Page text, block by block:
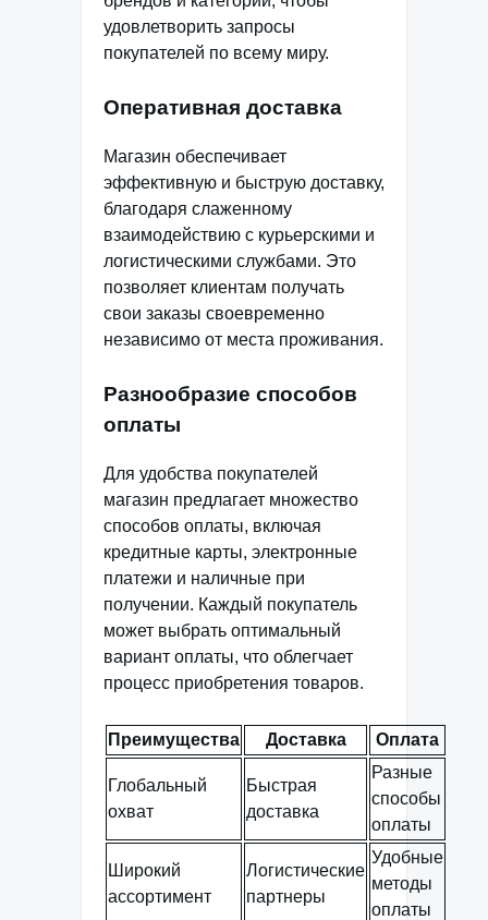
удовлетворить запросы
покупателей по всему миру.
Оперативная доставка
Магазин обеспечивает
эффективную и быструю доставку,
благодаря слаженному
взаимодействию с курьерскими и
логистическими службами. Это
позволяет клиентам получать
свои заказы своевременно
независимо от места проживания.
Разнообразие способов
оплаты
Для удобства покупателей
магазин предлагает множество
способов оплаты, включая
кредитные карты, электронные
платежи и наличные при
получении. Каждый покупатель
может выбрать оптимальный
вариант оплаты, что облегчает
процесс приобретения товаров.
Преимущества Доставка Оплата
Глобальный
охват
Быстрая
доставка
Разные
способы
оплаты
Широкий
ассортимент
Логистические
партнеры
Удобные
методы
оплаты